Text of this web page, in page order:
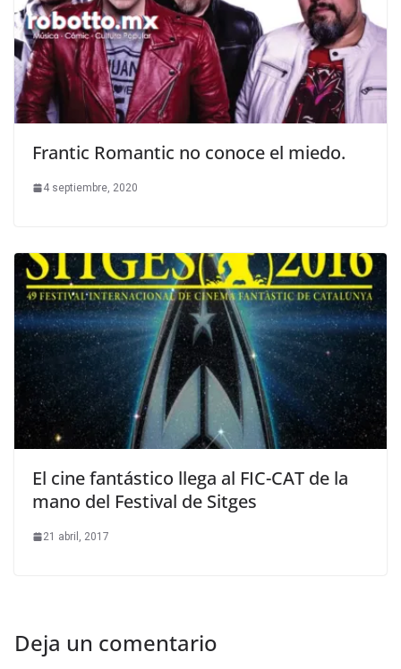
Frantic Romantic no conoce el miedo.
4 septiembre, 2020
El cine fantástico llega al FIC-CAT de la
mano del Festival de Sitges
21 abril, 2017
Deja un comentario